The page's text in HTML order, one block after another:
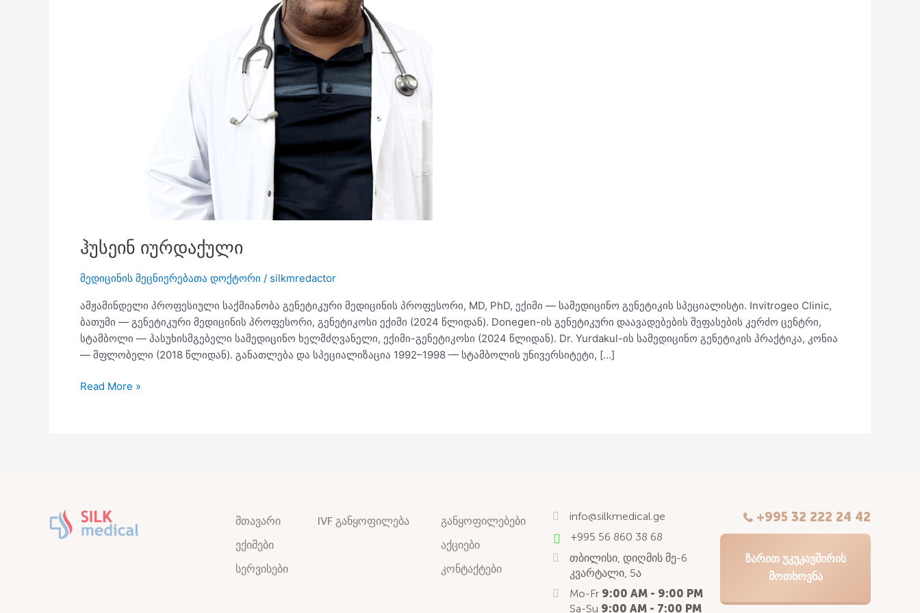
ჰუსეინ იურდაქული
მედიცინის მეცნიერებათა დოქტორი / silkmredactor
ამჟამინდელი პროფესიული საქმიანობა გენეტიკური მედიცინის პროფესორი, MD, PhD, ექიმი — სამედიცინო გენეტიკის სპეციალისტი. Invitrogeo Clinic,
ბათუმი — გენეტიკური მედიცინის პროფესორი, გენეტიკოსი ექიმი (2024 წლიდან). Donegen-ის გენეტიკური დაავადებების შეფასების კერძო ცენტრი,
სტამბოლი — პასუხისმგებელი სამედიცინო ხელმძღვანელი, ექიმი-გენეტიკოსი (2024 წლიდან). Dr. Yurdakul-ის სამედიცინო გენეტიკის პრაქტიკა, კონია
— მფლობელი (2018 წლიდან). განათლება და სპეციალიზაცია 1992–1998 — სტამბოლის უნივერსიტეტი, […]
Read More »
მთავარი
ექიმები
სერვისები
IVF განყოფილება
განყოფილებები
აქციები
კონტაქტები
info@silkmedical.ge
+995 56 860 38 68
თბილისი, დიღმის მე-6
კვარტალი, 5ა
Mo-Fr 9:00 AM - 9:00 PM
Sa-Su 9:00 AM - 7:00 PM
+995 32 222 24 42
ᲖᲐᲠᲘᲗ ᲣᲙᲣᲙᲐᲕᲨᲘᲠᲘᲡ
ᲛᲝᲗᲮᲝᲕᲜᲐ